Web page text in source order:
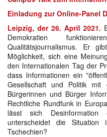
Einladung zur Online-Panel
Leipzig, der 26. April 2021.
Demokratien
Qualitätsjournalismus. Er
Möglichkeit, sich eine
den Internationalen Tag der
dass Informationen ein
Gesellschaft und Politik
Bürgerinnen und Bürger
Rechtliche Rundfunk in
lässt sich
unterscheidet die
Tschechien?